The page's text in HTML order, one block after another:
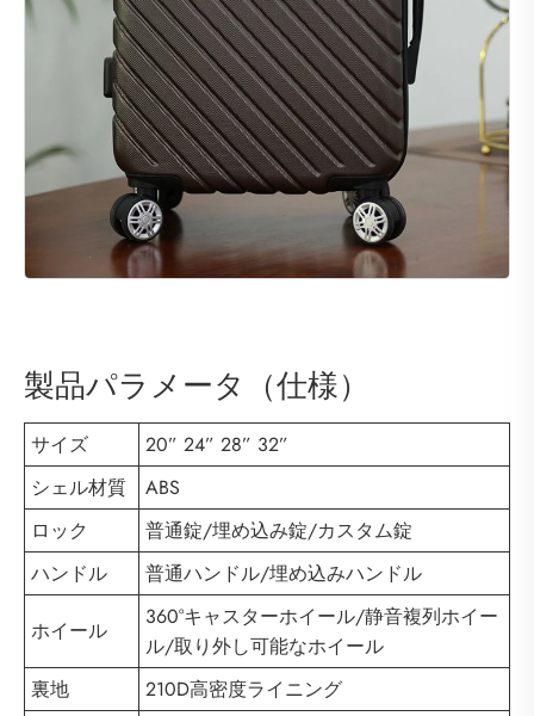
製品パラメータ（仕様）
サイズ
20” 24” 28” 32”
シェル材質
ABS
ロック
普通錠/埋め込み錠/カスタム錠
ハンドル
普通ハンドル/埋め込みハンドル
ホイール
360°キャスターホイール/静音複列ホイー
ル/取り外し可能なホイール
裏地
210D高密度ライニング